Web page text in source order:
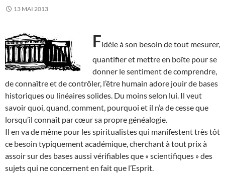
13 MAI 2013
Fidèle à son besoin de tout mesurer,
quantifier et mettre en boîte pour se
donner le sentiment de comprendre,
de connaître et de contrôler, l’être humain adore jouir de bases
historiques ou linéaires solides. Du moins selon lui. Il veut
savoir quoi, quand, comment, pourquoi et il n’a de cesse que
lorsqu’il connaît par cœur sa propre généalogie.
Il en va de même pour les spiritualistes qui manifestent très tôt
ce besoin typiquement académique, cherchant à tout prix à
assoir sur des bases aussi vérifiables que « scientifiques » des
sujets qui ne concernent en fait que l’Esprit.